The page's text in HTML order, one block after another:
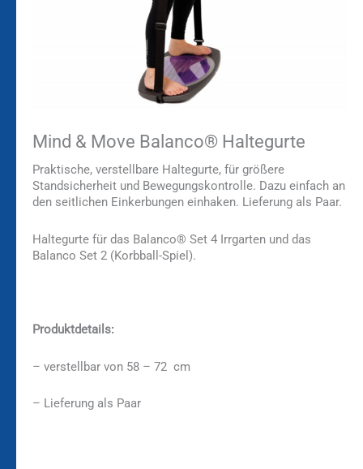
Mind & Move Balanco® Haltegurte
Praktische, verstellbare Haltegurte, für größere
Standsicherheit und Bewegungskontrolle. Dazu einfach an
den seitlichen Einkerbungen einhaken. Lieferung als Paar.
Haltegurte für das Balanco® Set 4 Irrgarten und das
Balanco Set 2 (Korbball-Spiel).
Produktdetails:
– verstellbar von 58 – 72 cm
– Lieferung als Paar